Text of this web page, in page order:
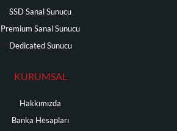
SSD Sanal Sunucu
Premium Sanal Sunucu
Dedicated Sunucu
KURUMSAL
Hakkımızda
Banka Hesapları